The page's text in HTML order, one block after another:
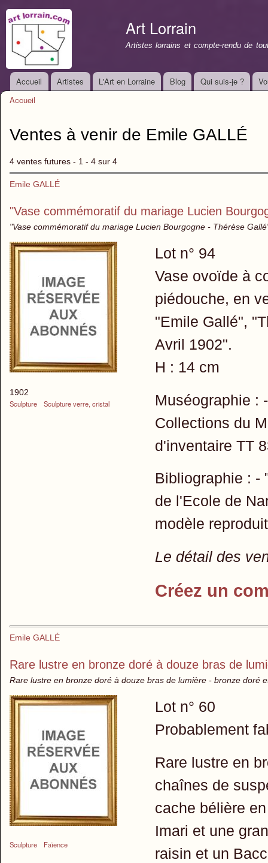
Art Lorrain
Artistes lorrains et compte-rendu de
Menu principal
Accueil Artistes L'Art en Lorraine Blog Qui suis-je ?
Accueil
Ventes à venir de Emile GALLÉ
4 ventes futures - 1 - 4 sur 4
Emile GALLÉ
"Vase commémoratif du mariage Lucien
"Vase commémoratif du mariage Lucien Bourgogne - Thérèse
1902
Sculpture
Sculpture verre, cristal
Lot n° 94
Vase ovoïde à
piédouche, en
"Emile Gallé",
Avril 1902".
H : 14 cm
Muséographie :
Collections du
d'inventaire TT
Bibliographie : -
de l'Ecole de
modèle
Le détail des
Créez un
Emile GALLÉ
Rare lustre en bronze doré à douze bras de
Rare lustre en bronze doré à douze bras de lumière - bronze doré
Sculpture Faïence
Lot n° 60
Probablement
Rare lustre en
chaînes de
cache bélière
Imari et une
raisin et un